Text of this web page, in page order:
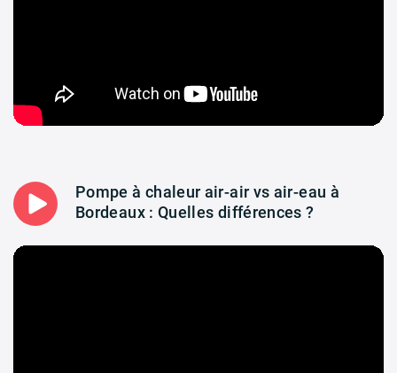
Pompe à chaleur air-air vs air-eau à
Bordeaux : Quelles différences ?